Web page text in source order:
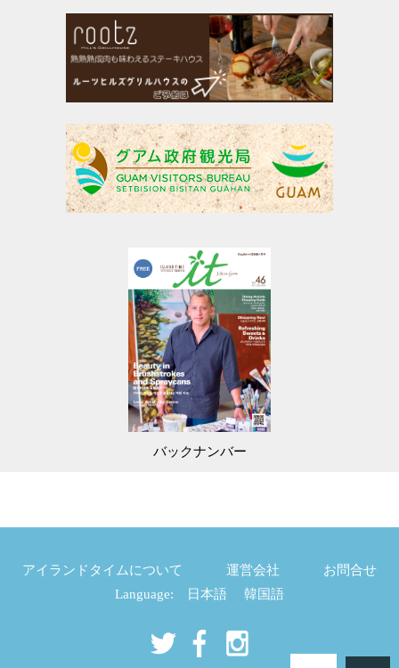
バックナンバー
アイランドタイムについて 運営会社
お問合せ
Language:
日本語 韓国語